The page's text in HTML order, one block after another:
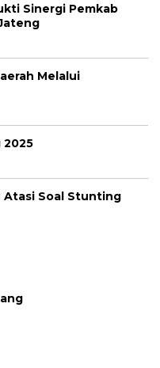
Sinergi Pemkab
Melalui
2025
Atasi Soal Stunting